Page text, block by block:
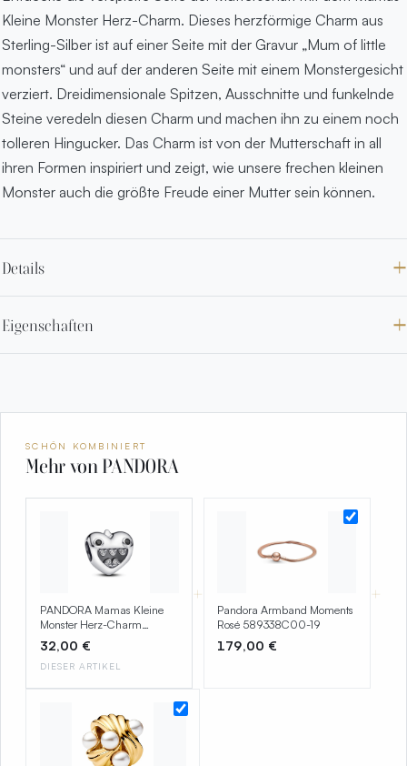
Kleine Monster Herz-Charm. Dieses herzförmige Charm aus
Sterling-Silber ist auf einer Seite mit der Gravur „Mum of little
monsters“ und auf der anderen Seite mit einem Monstergesicht
verziert. Dreidimensionale Spitzen, Ausschnitte und funkelnde
Steine veredeln diesen Charm und machen ihn zu einem noch
tolleren Hingucker. Das Charm ist von der Mutterschaft in all
ihren Formen inspiriert und zeigt, wie unsere frechen kleinen
Monster auch die größte Freude einer Mutter sein können.
Details
Eigenschaften
SCHÖN KOMBINIERT
Mehr von PANDORA
PANDORA Mamas Kleine
Monster Herz-Charm
793768C01
32,00 €
DIESER ARTIKEL
+
Pandora Armband Moments
Rosé 589338C00-19
179,00 €
+